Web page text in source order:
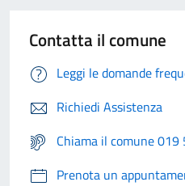
Contatta il comune
Leggi le domande
Richiedi Assistenza
Chiama il comune 019
Prenota un